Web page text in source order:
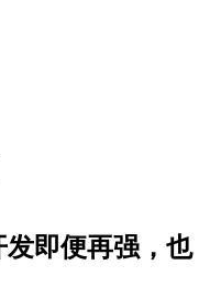
即便再强，也